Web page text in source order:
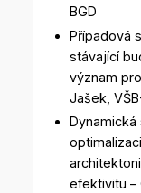
BGD
Případová
stávající
význam
Jašek,
Dynamická
efektivitu –